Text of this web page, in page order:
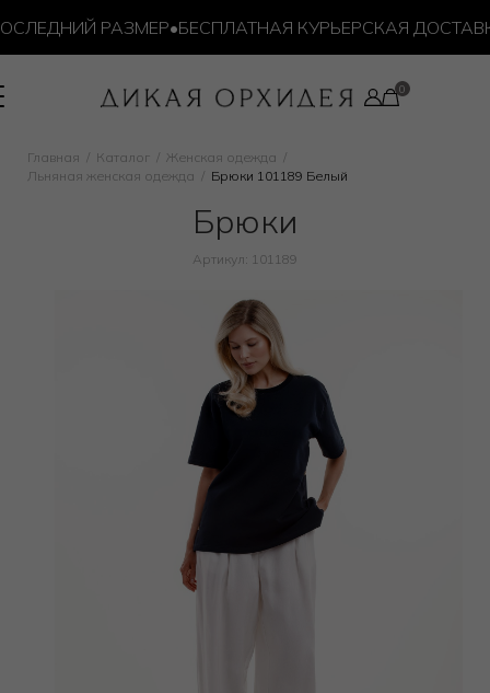
РАЗМЕР•БЕСПЛАТНАЯ КУРЬЕРСКАЯ
Главная Каталог
Женская одежда
Льняная женская одежда
Брюки 101189 Белый
Брюки
Артикул: 101189